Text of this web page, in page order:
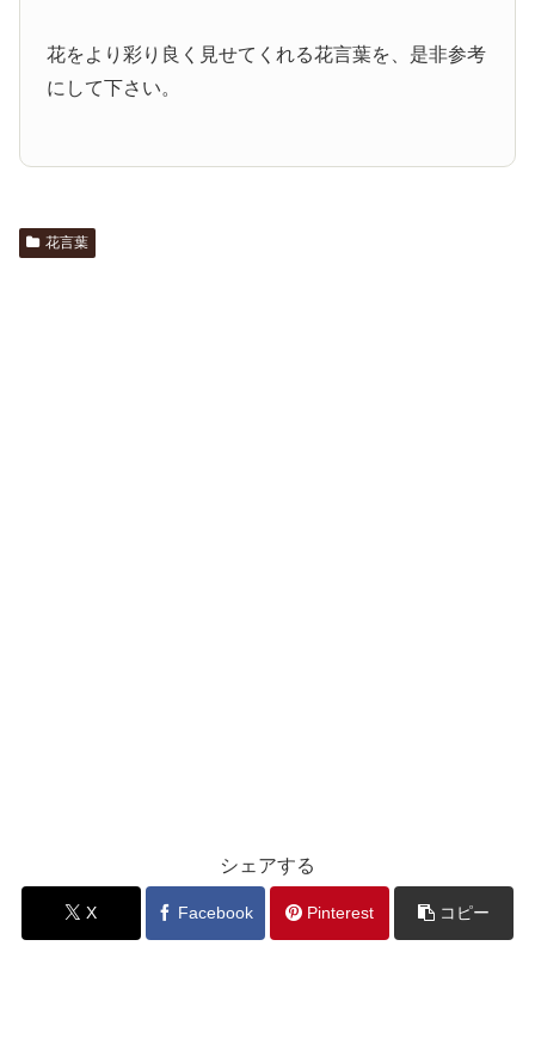
花をより彩り良く見せてくれる花言葉を、是非参考
にして下さい。
花言葉
シェアする
X Facebook Pinterest コピー